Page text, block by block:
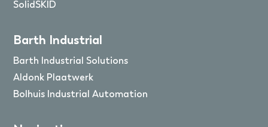
SolidSKID
Barth Industrial
Barth Industrial Solutions
Aldonk Plaatwerk
Bolhuis Industrial Automation